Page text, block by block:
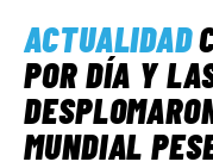
ACTUALIDAD
POR DÍA Y
MUNDIAL